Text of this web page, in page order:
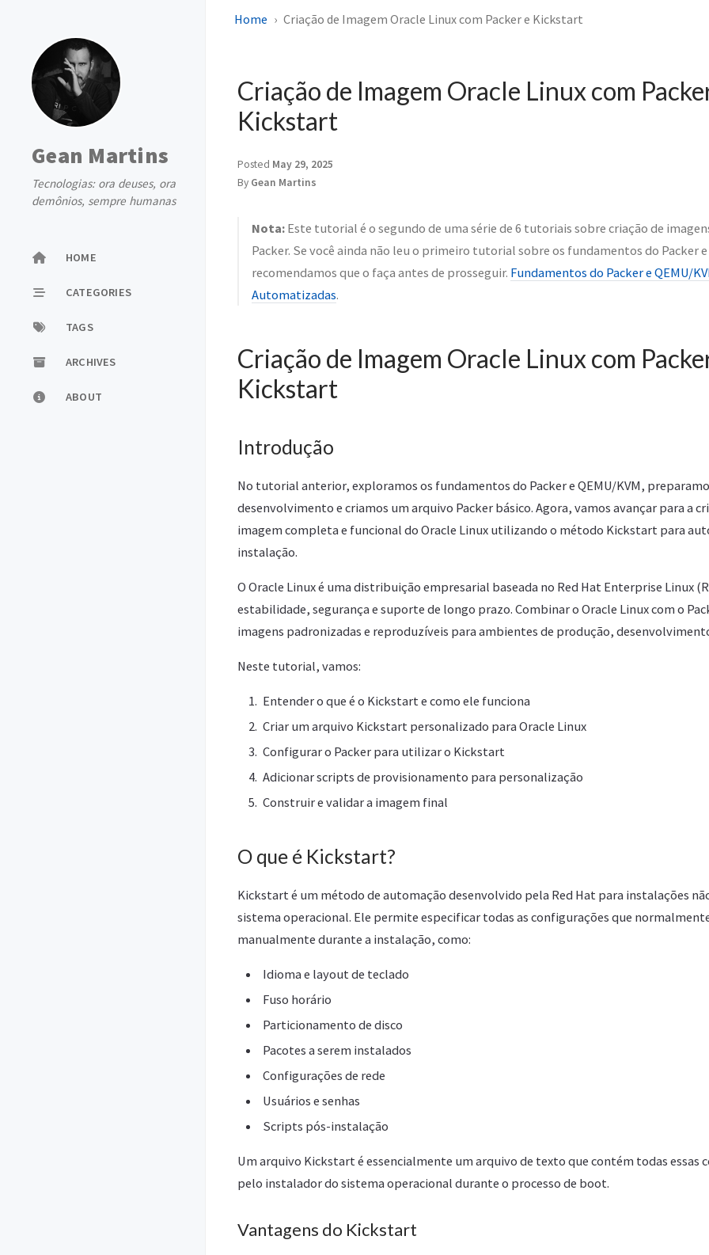
Gean Martins
Tecnologias: ora deuses, ora
demônios, sempre humanas
HOME
CATEGORIES
TAGS
ARCHIVES
ABOUT
Home Criação de Imagem Oracle Linux com Packer e Kickstart
Criação de Imagem Oracle Linux com
Kickstart
Posted May 29, 2025
By Gean Martins
Nota: Este tutorial é o segundo de uma série de 6 tutoriais sobre criação de
Packer. Se você ainda não leu o primeiro tutorial sobre os fundamentos do Packer e
recomendamos que o faça antes de prosseguir. Fundamentos do Packer e QEMU/
Automatizadas.
Criação de Imagem Oracle Linux com
Kickstart
Introdução
No tutorial anterior, exploramos os fundamentos do Packer e QEMU/KVM,
desenvolvimento e criamos um arquivo Packer básico. Agora, vamos avançar para a
imagem completa e funcional do Oracle Linux utilizando o método Kickstart para
instalação.
O Oracle Linux é uma distribuição empresarial baseada no Red Hat Enterprise Linux
estabilidade, segurança e suporte de longo prazo. Combinar o Oracle Linux com o
imagens padronizadas e reproduzíveis para ambientes de produção,
Neste tutorial, vamos:
Entender o que é o Kickstart e como ele funciona
Criar um arquivo Kickstart personalizado para Oracle Linux
Configurar o Packer para utilizar o Kickstart
Adicionar scripts de provisionamento para personalização
Construir e validar a imagem final
O que é Kickstart?
Kickstart é um método de automação desenvolvido pela Red Hat para instalações
sistema operacional. Ele permite especificar todas as configurações que
manualmente durante a instalação, como:
Idioma e layout de teclado
Fuso horário
Particionamento de disco
Pacotes a serem instalados
Configurações de rede
Usuários e senhas
Scripts pós-instalação
Um arquivo Kickstart é essencialmente um arquivo de texto que contém todas essas
pelo instalador do sistema operacional durante o processo de boot.
Vantagens do Kickstart